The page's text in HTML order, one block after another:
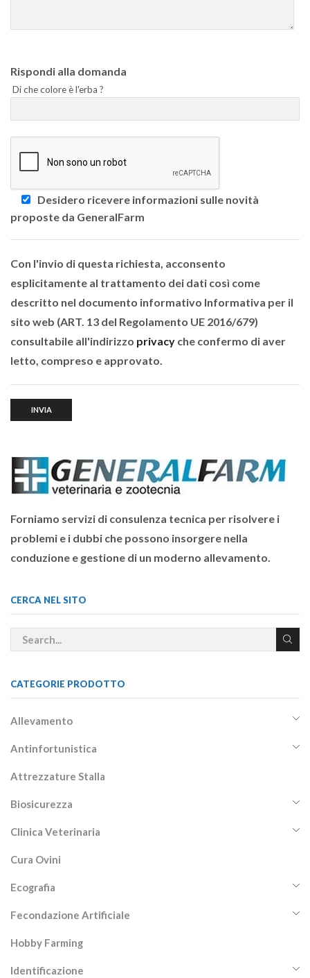
Rispondi alla domanda
Di che colore è l'erba ?
Desidero ricevere informazioni sulle novità
proposte da GeneralFarm
Con l'invio di questa richiesta, acconsento
esplicitamente al trattamento dei dati così come
descritto nel documento informativo Informativa per il
sito web (ART. 13 del Regolamento UE 2016/679)
consultabile all'indirizzo privacy che confermo di aver
letto, compreso e approvato.
Forniamo servizi di consulenza tecnica per risolvere i
problemi e i dubbi che possono insorgere nella
conduzione e gestione di un moderno allevamento.
CERCA NEL SITO
CATEGORIE PRODOTTO
Allevamento
Antinfortunistica
Attrezzature Stalla
Biosicurezza
Clinica Veterinaria
Cura Ovini
Ecografia
Fecondazione Artificiale
Hobby Farming
Identificazione